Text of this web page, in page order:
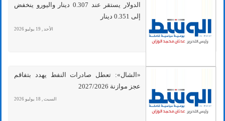
الدولار يستقر عند 0.307 دينار واليورو ينخفض
إلى 0.351 دينار
الأحد , 19 يوليو 2026
«الشال»: تعطل صادرات النفط يهدد بتفاقم
عجز موازنة 2027/2026
السبت , 18 يوليو 2026